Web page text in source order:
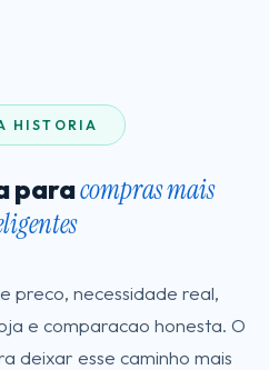
HISTORIA
paracompras mais
preco, necessidade real,
e comparacao honesta. O
deixar esse caminho mais